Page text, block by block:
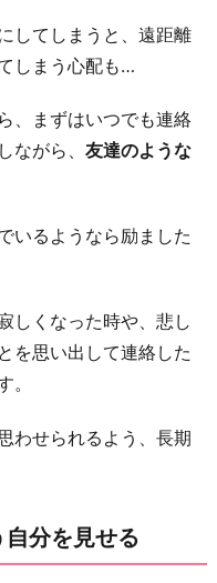
してしまうと、遠距離
しまう心配も…
、まずはいつでも連絡
ながら、 友達のような
いるようなら励ました
しくなった時や、悲し
を思い出して連絡した
。
わせられるよう、長期
分を見せる